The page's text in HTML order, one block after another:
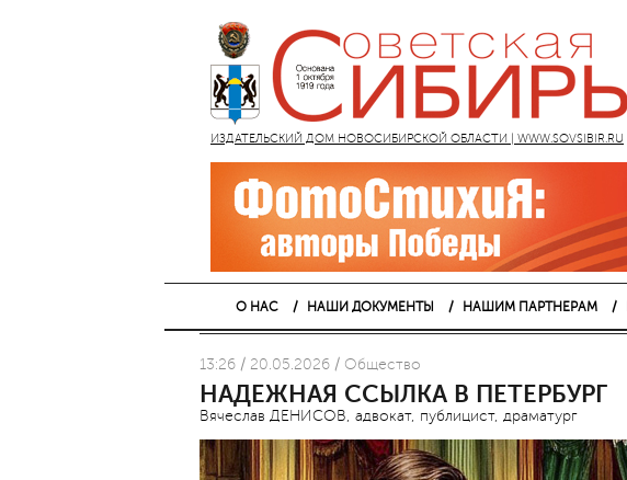
ИЗДАТЕЛЬСКИЙ ДОМ НОВОСИБИРСКОЙ ОБЛАСТИ | WWW.SOVSIBIR.RU
О НАС НАШИ ДОКУМЕНТЫ НАШИМ ПАРТНЕРАМ
13:26 / 20.05.2026 / Общество
НАДЕЖНАЯ ССЫЛКА В ПЕТЕРБУРГ
Вячеслав ДЕНИСОВ, адвокат, публицист, драматург